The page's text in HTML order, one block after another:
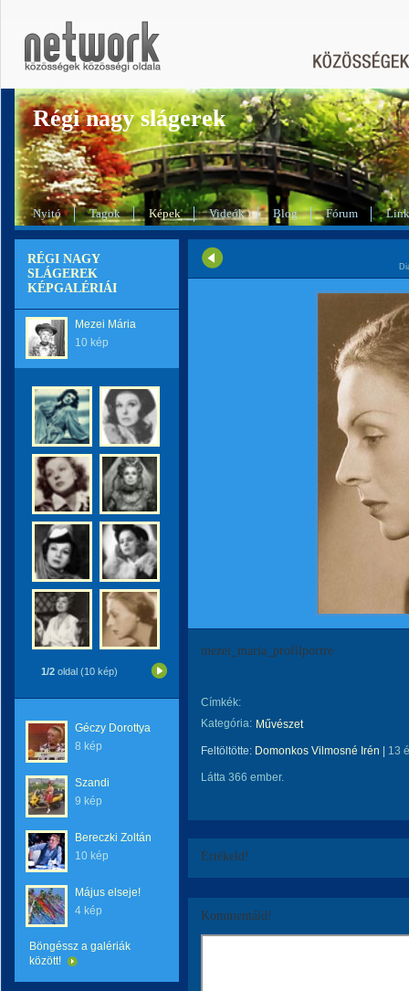
Régi nagy slágerek
Nyitó Tagok Képek Videók Blog Fórum
RÉGI NAGY
SLÁGEREK
KÉPGALÉRIÁI
Mezei Mária
10 kép
1/2 oldal (10 kép)
Géczy Dorottya
8 kép
Szandi
9 kép
Bereczki Zoltán
10 kép
Május elseje!
4 kép
Böngéssz a galériák
között!
mezei_maria_profilportre
Címkék:
Kategória: Művészet
Feltöltötte: Domonkos Vilmosné Irén 13
Látta 366 ember.
Értékeld!
Kommentáld!